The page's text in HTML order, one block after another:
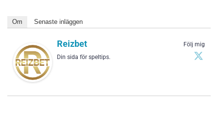
Om Senaste inläggen
Följ mig
Reizbet
Din sida för speltips.